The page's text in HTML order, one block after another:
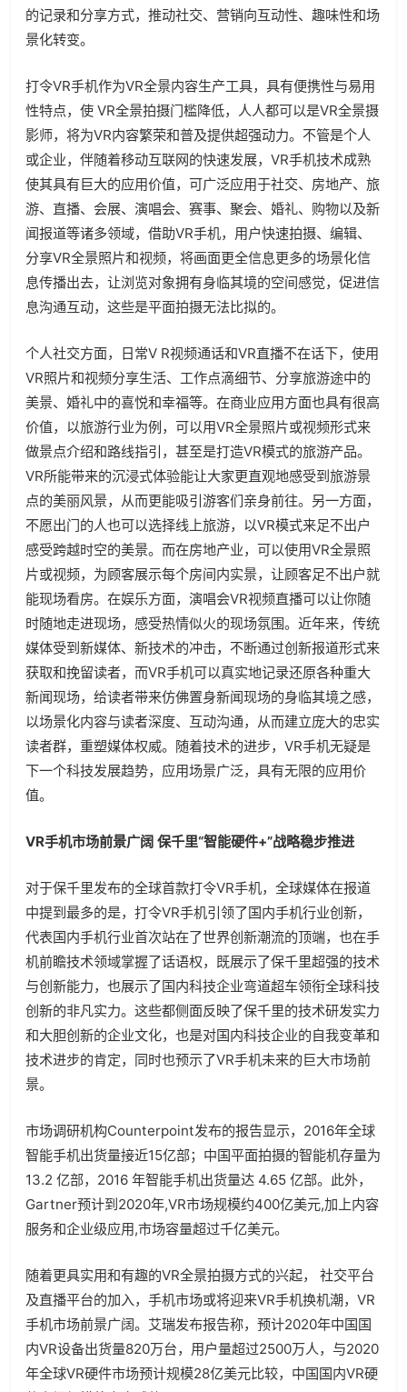
的记录和分享方式，推动社交、营销向互动性、趣味性和场
景化转变。
打令VR手机作为VR全景内容生产工具，具有便携性与易用
性特点，使 VR全景拍摄门槛降低，人人都可以是VR全景摄
影师，将为VR内容繁荣和普及提供超强动力。不管是个人
或企业，伴随着移动互联网的快速发展，VR手机技术成熟
使其具有巨大的应用价值，可广泛应用于社交、房地产、旅
游、直播、会展、演唱会、赛事、聚会、婚礼、购物以及新
闻报道等诸多领域，借助VR手机，用户快速拍摄、编辑、
分享VR全景照片和视频，将画面更全信息更多的场景化信
息传播出去，让浏览对象拥有身临其境的空间感觉，促进信
息沟通互动，这些是平面拍摄无法比拟的。
个人社交方面，日常V R视频通话和VR直播不在话下，使用
VR照片和视频分享生活、工作点滴细节、分享旅游途中的
美景、婚礼中的喜悦和幸福等。在商业应用方面也具有很高
价值，以旅游行业为例，可以用VR全景照片或视频形式来
做景点介绍和路线指引，甚至是打造VR模式的旅游产品。
VR所能带来的沉浸式体验能让大家更直观地感受到旅游景
点的美丽风景，从而更能吸引游客们亲身前往。另一方面，
不愿出门的人也可以选择线上旅游，以VR模式来足不出户
感受跨越时空的美景。而在房地产业，可以使用VR全景照
片或视频，为顾客展示每个房间内实景，让顾客足不出户就
能现场看房。在娱乐方面，演唱会VR视频直播可以让你随
时随地走进现场，感受热情似火的现场氛围。近年来，传统
媒体受到新媒体、新技术的冲击，不断通过创新报道形式来
获取和挽留读者，而VR手机可以真实地记录还原各种重大
新闻现场，给读者带来仿佛置身新闻现场的身临其境之感，
以场景化内容与读者深度、互动沟通，从而建立庞大的忠实
读者群，重塑媒体权威。随着技术的进步，VR手机无疑是
下一个科技发展趋势，应用场景广泛，具有无限的应用价
值。
VR手机市场前景广阔 保千里“智能硬件+”战略稳步推进
对于保千里发布的全球首款打令VR手机，全球媒体在报道
中提到最多的是，打令VR手机引领了国内手机行业创新，
代表国内手机行业首次站在了世界创新潮流的顶端，也在手
机前瞻技术领域掌握了话语权，既展示了保千里超强的技术
与创新能力，也展示了国内科技企业弯道超车领衔全球科技
创新的非凡实力。这些都侧面反映了保千里的技术研发实力
和大胆创新的企业文化，也是对国内科技企业的自我变革和
技术进步的肯定，同时也预示了VR手机未来的巨大市场前
景。
市场调研机构Counterpoint发布的报告显示，2016年全球
智能手机出货量接近15亿部；中国平面拍摄的智能机存量为
13.2 亿部，2016 年智能手机出货量达 4.65 亿部。此外，
Gartner预计到2020年,VR市场规模约400亿美元,加上内容
服务和企业级应用,市场容量超过千亿美元。
随着更具实用和有趣的VR全景拍摄方式的兴起， 社交平台
及直播平台的加入，手机市场或将迎来VR手机换机潮，VR
手机市场前景广阔。艾瑞发布报告称，预计2020年中国国
内VR设备出货量820万台，用户量超过2500万人，与2020
年全球VR硬件市场预计规模28亿美元比较，中国国内VR硬